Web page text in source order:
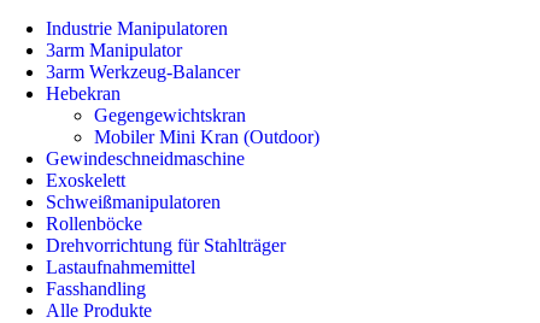
Industrie Manipulatoren
3arm Manipulator
3arm Werkzeug-Balancer
Hebekran
Gegengewichtskran
Mobiler Mini Kran (Outdoor)
Gewindeschneidmaschine
Exoskelett
Schweißmanipulatoren
Rollenböcke
Drehvorrichtung für Stahlträger
Lastaufnahmemittel
Fasshandling
Alle Produkte